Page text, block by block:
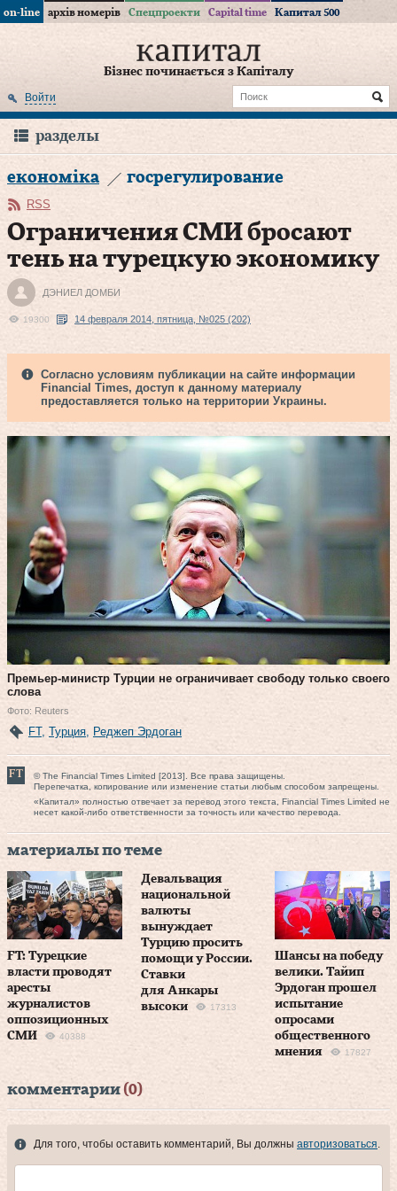
on-line архів номерів Спецпроекти Capital time Капитал 500
Бізнес починається з Капіталу
Войти
разделы
економіка госрегулирование
RSS
Ограничения СМИ бросают
тень на турецкую экономику
ДЭНИЕЛ ДОМБИ
19300 14 февраля 2014, пятница, №025 (202)
Согласно условиям публикации на сайте информации
Financial Times, доступ к данному материалу
предоставляется только на территории Украины.
Премьер-министр Турции не ограничивает свободу только своего
слова
Фото: Reuters
FT, Турция Реджеп Эрдоган
© The Financial Times Limited [2013]. Все права защищены.
Перепечатка, копирование или изменение статьи любым способом запрещены.
«Капитал» полностью отвечает за перевод этого текста, Financial Times Limited не
несет какой-либо ответственности за точность или качество перевода.
материалы по теме
FT: Турецкие
власти проводят
аресты
журналистов
оппозиционных
СМИ
40388
Девальвация
национальной
валюты
вынуждает
Турцию просить
помощи у России.
Ставки
для Анкары
высоки
17313
Шансы на победу
велики. Тайип
Эрдоган прошел
испытание
опросами
общественного
мнения
17827
комментарии(0)
Для того, чтобы оставить комментарий, Вы должны авторизоваться.